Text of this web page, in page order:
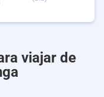
viajar de